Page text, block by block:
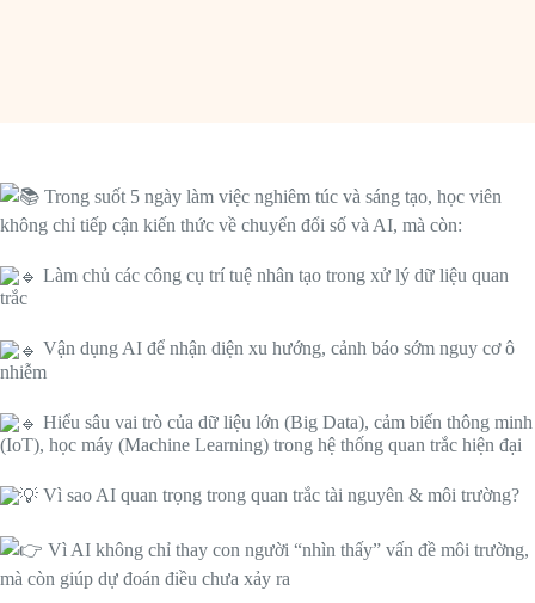
Trong suốt 5 ngày làm việc nghiêm túc và sáng tạo, học viên
không chỉ tiếp cận kiến thức về chuyển đổi số và AI, mà còn:
Làm chủ các công cụ trí tuệ nhân tạo trong xử lý dữ liệu quan
trắc
Vận dụng AI để nhận diện xu hướng, cảnh báo sớm nguy cơ ô
nhiễm
Hiểu sâu vai trò của dữ liệu lớn (Big Data), cảm biến thông minh
(IoT), học máy (Machine Learning) trong hệ thống quan trắc hiện đại
Vì sao AI quan trọng trong quan trắc tài nguyên & môi trường?
Vì AI không chỉ thay con người “nhìn thấy” vấn đề môi trường,
mà còn giúp dự đoán điều chưa xảy ra